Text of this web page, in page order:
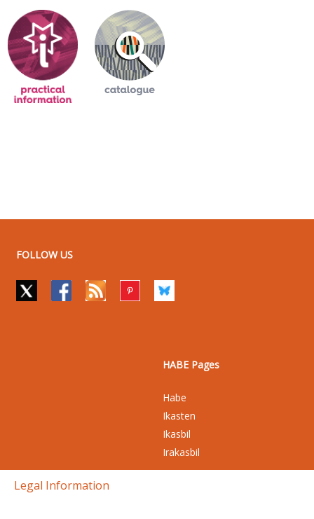
FOLLOW US
HABE Pages
Habe
Ikasten
Ikasbil
Irakasbil
Legal Information